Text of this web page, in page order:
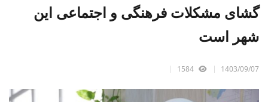
گشای مشکلات فرهنگی و اجتماعی این
شهر است
1403/09/07